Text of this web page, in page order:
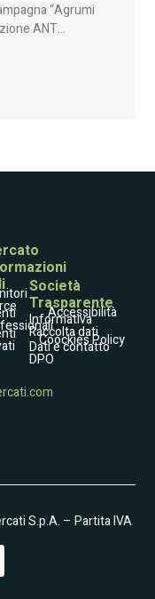
“Agrumi
ANT…
Società
Trasparente
Accessibilità
Informativa
Raccolta dati
Coockies Policy
Dati e contatto
DPO
S.p.A. – Partita IVA